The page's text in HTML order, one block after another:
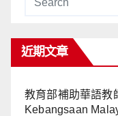
近期文章
教育部補助華語教
Kebangsaan